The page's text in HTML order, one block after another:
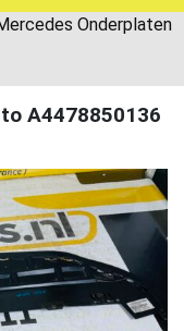
Onderplaten
A4478850136